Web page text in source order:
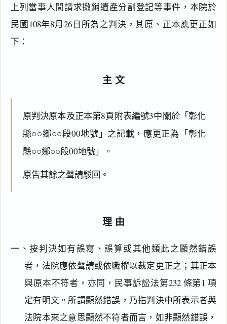
上列當事人間請求撤銷遺產分割登記等事件，本院於
民國108年8月26日所為之判決，其原、正本應更正如
下：
主文
原判決原本及正本第8頁附表編號3中關於「彰化
縣○○鄉○○段00地號」之記載，應更正為「彰化
縣○○鄉○○段00地號」。
原告其餘之聲請駁回。
理由
一、按判決如有誤寫、誤算或其他類此之顯然錯誤
者，法院應依聲請或依職權以裁定更正之；其正本
與原本不符者，亦同，民事訴訟法第232 條第1 項
定有明文。所謂顯然錯誤，乃指判決中所表示者與
法院本來之意思顯然不符者而言，如非顯然錯誤，